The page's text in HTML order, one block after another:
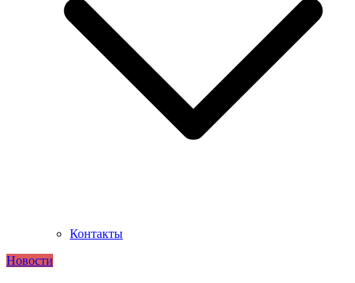
Контакты
Новости